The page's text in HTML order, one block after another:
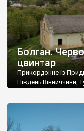
Болган.
цвинтар
Прикордонне із
Південь Вінниччини,
старовинний цвинтар
збереглися,
мовою. За всіма